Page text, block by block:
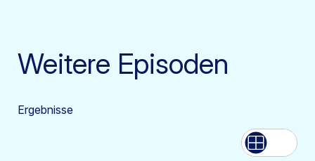
Weitere Episoden
Ergebnisse
Aufführen
Netz